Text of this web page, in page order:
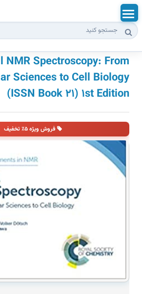
NMR Spectroscopy: From
Sciences to Cell Biology
(ISSN Book ۲۱) ۱st Edition
فروش ویژه ۵٪ تخفیف